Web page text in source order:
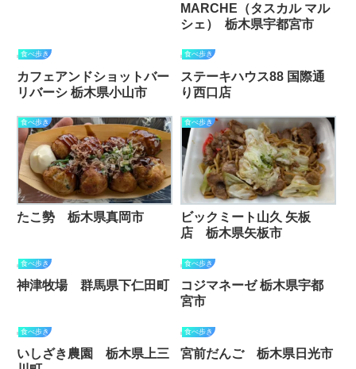
MARCHE（タスカル マル
シェ） 栃木県宇都宮市
食べ歩き
カフェアンドショットバー
リバーシ 栃木県小山市
食べ歩き
ステーキハウス88 国際通
り西口店
食べ歩き
たこ勢 栃木県真岡市
食べ歩き
ビックミート山久 矢板
店 栃木県矢板市
食べ歩き
神津牧場 群馬県下仁田町
食べ歩き
コジマネーゼ 栃木県宇都
宮市
食べ歩き
いしざき農園 栃木県上三
食べ歩き
宮前だんご 栃木県日光市